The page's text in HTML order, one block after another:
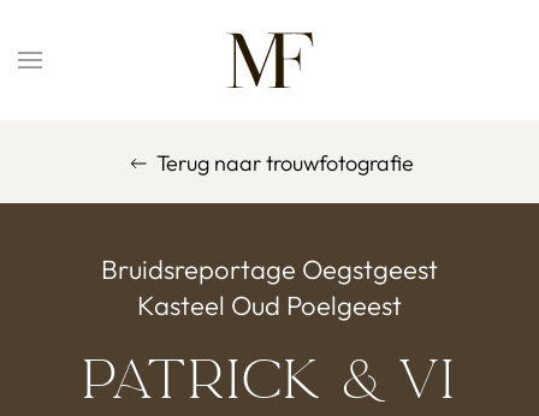
Overslaan en naar de inhoud gaan
Terug naar trouwfotografie
Bruidsreportage Oegstgeest
Kasteel Oud Poelgeest
Patrick & Vi